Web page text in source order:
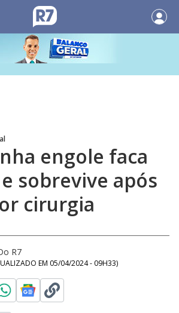
engole faca
sobrevive após
cirurgia
R7
EM 05/04/2024 - 09H33)